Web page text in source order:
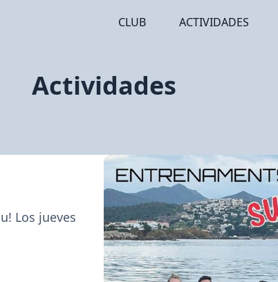
CLUB ACTIVIDADES
Actividades
Los jueves